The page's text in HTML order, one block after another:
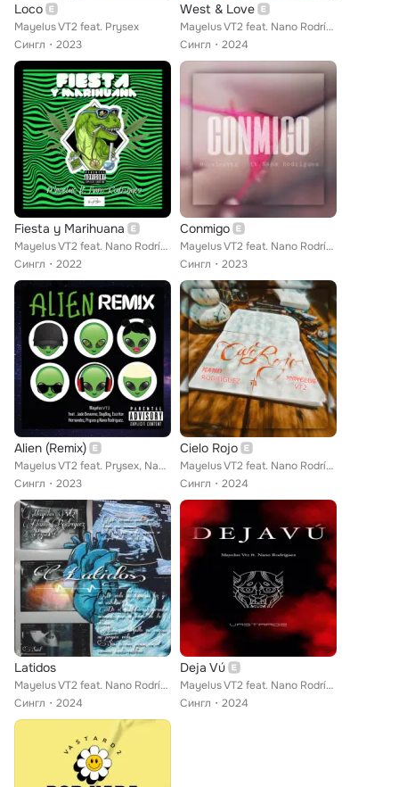
Loco
Mayelus VT2 feat. Prysex
Сингл
2023
West & Love
Mayelus VT2 feat. Nano Rodríguez
Сингл
2024
Fiesta y Marihuana
Mayelus VT2 feat. Nano Rodríguez
Сингл
2022
Conmigo
Mayelus VT2 feat. Nano Rodríguez
Сингл
2023
Alien (Remix)
Mayelus VT2 feat. Prysex, Nano Rodríguez, DogBoy, Escritor Hernández, Jade Devonne
Сингл
2023
Cielo Rojo
Mayelus VT2 feat. Nano Rodríguez
Сингл
2024
Latidos
Mayelus VT2 feat. Nano Rodríguez, Prysex
Сингл
2024
Deja Vú
Mayelus VT2 feat. Nano Rodríguez
Сингл
2024